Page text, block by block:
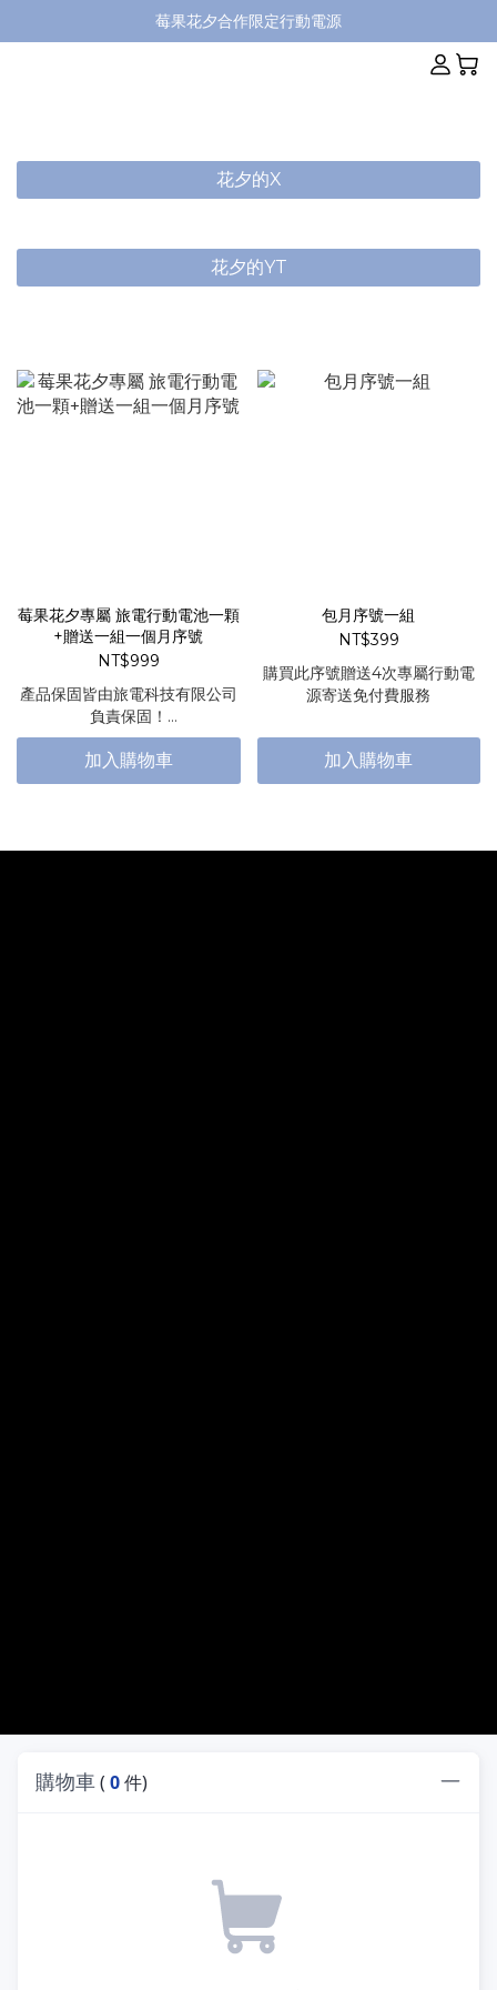
莓果花夕合作限定行動電源
花夕的X
花夕的YT
莓果花夕專屬 旅電行動電池一顆
+贈送一組一個月序號
NT$999
產品保固皆由旅電科技有限公司
負責保固！
印刷保固由弓炬計畫負責保固！
有任何問題都可退換貨服務～
讓您買得安心～用的順心。
加入購物車
包月序號一組
NT$399
購買此序號贈送4次專屬行動電
源寄送免付費服務
加入購物車
購物車( 0件)